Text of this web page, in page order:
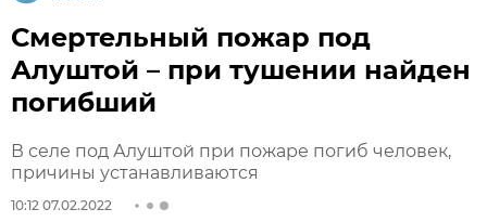
Смертельный пожар под
Алуштой – при тушении найден
погибший
В селе под Алуштой при пожаре погиб человек,
причины устанавливаются
10:12 07.02.2022